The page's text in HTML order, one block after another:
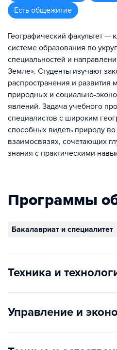
Есть общежитие
Географический факультет —
системе образования по
специальностей и
Земле». Студенты изучают
распространения и развития
природных и социально-
явлений. Задача учебного
специалистов с широким
способных видеть природу
взаимосвязях, сочетающих
знания с практическими
Программы
Бакалавриат и специалитет
Техника и
Управление и